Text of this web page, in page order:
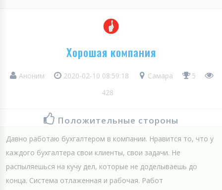
Хорошая компания
Аноним 2020-02-10 08:59:18 Самара
5
428
Положительные стороны
Давно работаю бухгалтером в компании. Нравится то, что у
каждого бухгалтера свои клиенты, свои задачи. Не
распыляешься на кучу дел, которые не доделываешь до
конца. Система отлаженная и рабочая. Работ